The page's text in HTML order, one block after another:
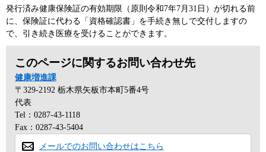
発行済み健康保険証の有効期限（原則令和7年7月31日）が切れる前
に、保険証に代わる「資格確認書」を手続き無しで交付しますの
で、引き続き医療を受けることができます。
このページに関するお問い合わせ先
健康増進課
〒329-2192 栃木県矢板市本町5番4号
代表
Tel：0287-43-1118
Fax：0287-43-5404
メールでのお問い合わせはこちら